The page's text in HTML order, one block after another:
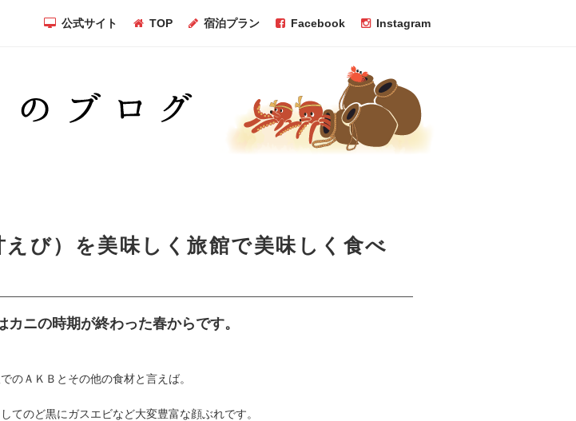
公式サイト TOP 宿泊プラン Facebook Instagram
えび）を美味しく旅館で美味しく食べ
ニの時期が終わった春からです。
のＡＫＢとその他の食材と言えば。
てのど黒にガスエビなど大変豊富な顔ぶれです。